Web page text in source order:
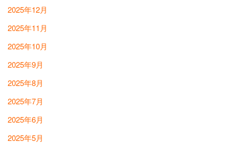
2025年12月
2025年11月
2025年10月
2025年9月
2025年8月
2025年7月
2025年6月
2025年5月